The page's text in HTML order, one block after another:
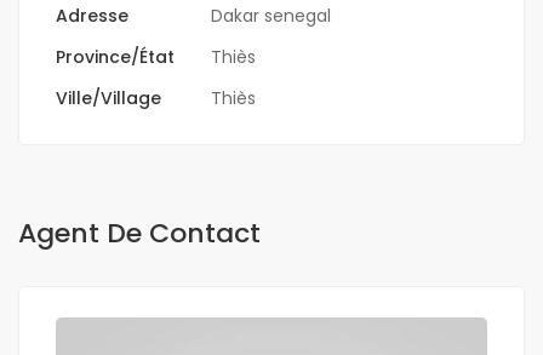
Adresse
Dakar senegal
Province/État
Thiès
Ville/Village
Thiès
Agent De Contact